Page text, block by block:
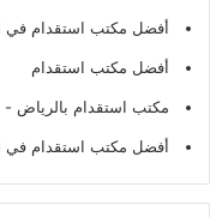
أفضل مكتب استقدام في
أفضل مكتب استقدام
مكتب استقدام بالرياض -
أفضل مكتب استقدام في